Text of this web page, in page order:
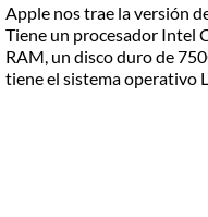
Apple nos trae la versión
Tiene un procesador Intel
RAM, un disco duro de
tiene el sistema operativo